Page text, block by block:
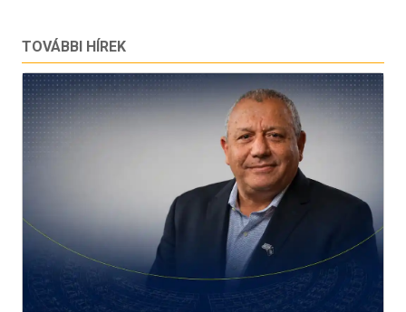
TOVÁBBI HÍREK